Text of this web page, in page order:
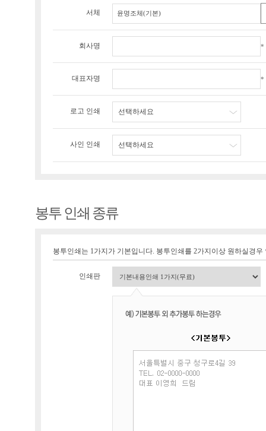
서체
회사명 *
대표자명 *
로고 인쇄 선택하세요
사인 인쇄 선택하세요
봉투 인쇄 종류
봉투인쇄는 1가지가 기본입니다. 봉투인쇄를 2가지이상 원하실경
인쇄판